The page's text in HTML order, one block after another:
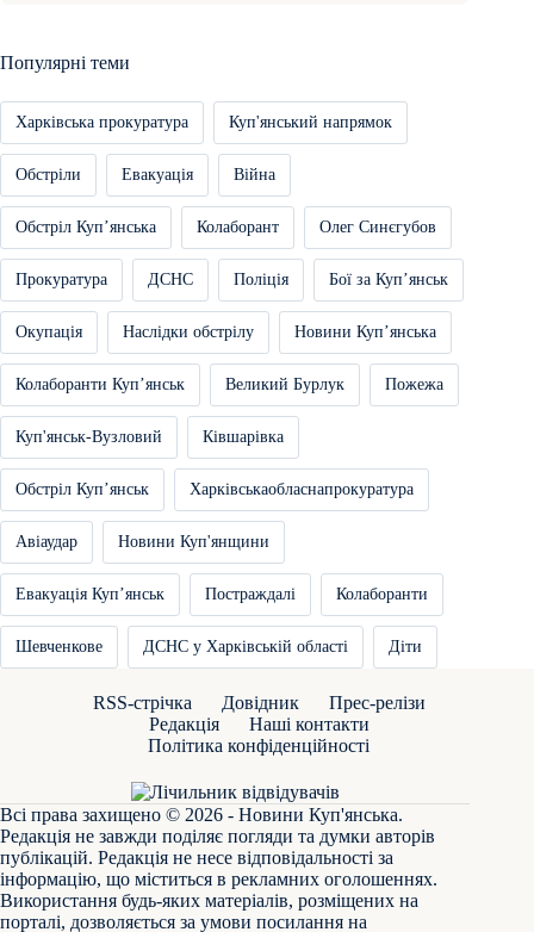
Популярні теми
Харківська прокуратура Куп'янський напрямок
Обстріли Евакуація Війна
Обстріл Купʼянська Колаборант Олег Синєгубов
Прокуратура ДСНС Поліція Бої за Купʼянськ
Окупація Наслідки обстрілу Новини Купʼянська
Колаборанти Купʼянськ Великий Бурлук Пожежа
Куп'янськ-Вузловий Ківшарівка
Обстріл Купʼянськ Харківськаобласнапрокуратура
Авіаудар Новини Куп'янщини
Евакуація Купʼянськ Постраждалі Колаборанти
Шевченкове ДСНС у Харківській області Діти
RSS-стрічка Довідник
Прес-релізи
Редакція
Наші контакти
Політика конфіденційності
Всі права захищено © 2026 - Новини Куп'янська.
Редакція не завжди поділяє погляди та думки авторів
публікацій. Редакція не несе відповідальності за
інформацію, що міститься в рекламних оголошеннях.
Використання будь-яких матеріалів, розміщених на
порталі, дозволяється за умови посилання на